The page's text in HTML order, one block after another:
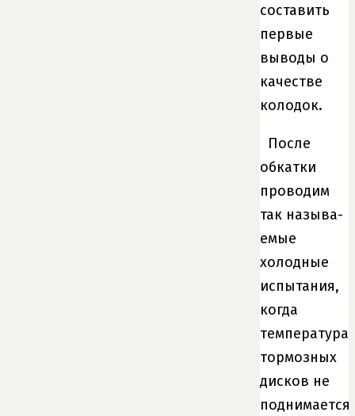
составить
первые
выводы о
качестве
колодок.
После
обкатки
проводим
так называ­
емые
холодные
испытания,
когда
температура
тормозных
дисков не
поднимается